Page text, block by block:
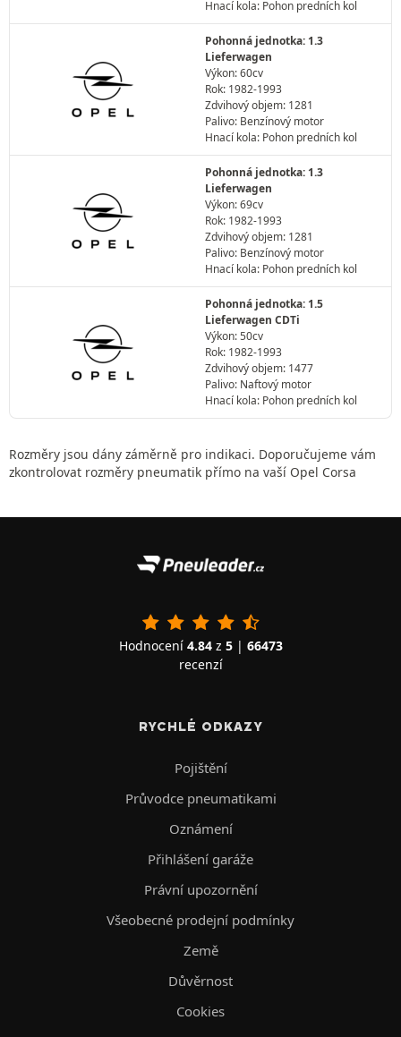
Hnací kola: Pohon predních kol
Pohonná jednotka: 1.3
Lieferwagen
Výkon: 60cv
Rok: 1982-1993
Zdvihový objem: 1281
Palivo: Benzínový motor
Hnací kola: Pohon predních kol
Pohonná jednotka: 1.3
Lieferwagen
Výkon: 69cv
Rok: 1982-1993
Zdvihový objem: 1281
Palivo: Benzínový motor
Hnací kola: Pohon predních kol
Pohonná jednotka: 1.5
Lieferwagen CDTi
Výkon: 50cv
Rok: 1982-1993
Zdvihový objem: 1477
Palivo: Naftový motor
Hnací kola: Pohon predních kol
Rozměry jsou dány záměrně pro indikaci. Doporučujeme vám
zkontrolovat rozměry pneumatik přímo na vaší Opel Corsa
Hodnocení 4.84z 5| 66473
recenzí
RYCHLÉ ODKAZY
Pojištění
Průvodce pneumatikami
Oznámení
Přihlášení garáže
Právní upozornění
Všeobecné prodejní podmínky
Země
Důvěrnost
Cookies